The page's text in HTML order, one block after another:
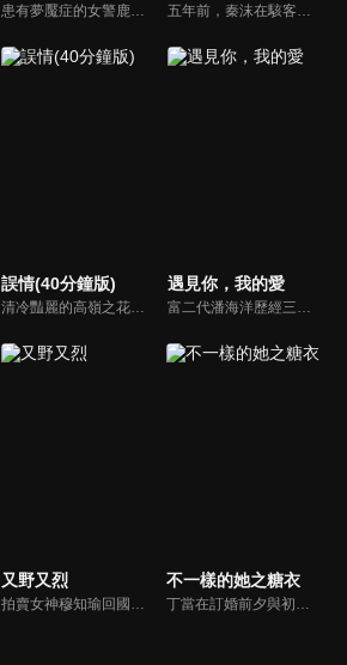
患有夢魘症的女警鹿一多年來堅持暗中追查父親重傷昏迷的真相，意外結識了高冷女警林深，二人攜手破獲一系列離奇命案，情誼日漸深厚的同時，鹿一發現林深似與父親舊案有著千絲萬縷的關聯...
誤情(40分鐘版)
清冷豔麗的高嶺之花江時淺在遭受霸淩、暴力等一系列事件後，華麗蛻變逆襲歸來，用一場精心策劃強勢開啟自己的復仇之路，最終收穫內心救贖與愛情的故事。
遇見你，我的愛
富二代潘海洋歷經三次失敗婚姻，認為金錢阻礙愛情。唯第一任妻子陸雪怡真心待他。好友伊軒勸他隱藏身份。他在酒吧對芭蕾舞演員韓夢瑤一見鍾情。便化身業務經理與她相戀。熱戀中潘海洋決定娶韓夢瑤，卻在婚前發現韓夢瑤三年前曾是自己公司員工，進而揭開伊軒與韓夢瑤為還債設局圖謀他財產的陰謀...
又野又烈
拍賣女神穆知瑜回國與繼母奪產，與神祕保鏢沈既白協議訂婚。兩人意外揭開身世翻轉：沈為穆家真繼承人，穆則是被換掉的孤女。面對繼母的偽畫陰謀與綁架，兩人智計合盟，沈更以神祕畫師身份深情守護。最終惡人伏法，兩人在反轉與博弈中假戲真做，攜手守護正義與真愛。
不一樣的她之糖衣
丁當在訂婚前夕與初戀陳阿明重逢，卻不料對方竟改名餘坤並擁有了新身份。為治癒陳阿明因實驗失敗導致的人格分裂，丁當與友人暗中佈局，以“糖衣”計畫引導他直面過去的傷痛，從撕裂的情感與記憶中脫困。